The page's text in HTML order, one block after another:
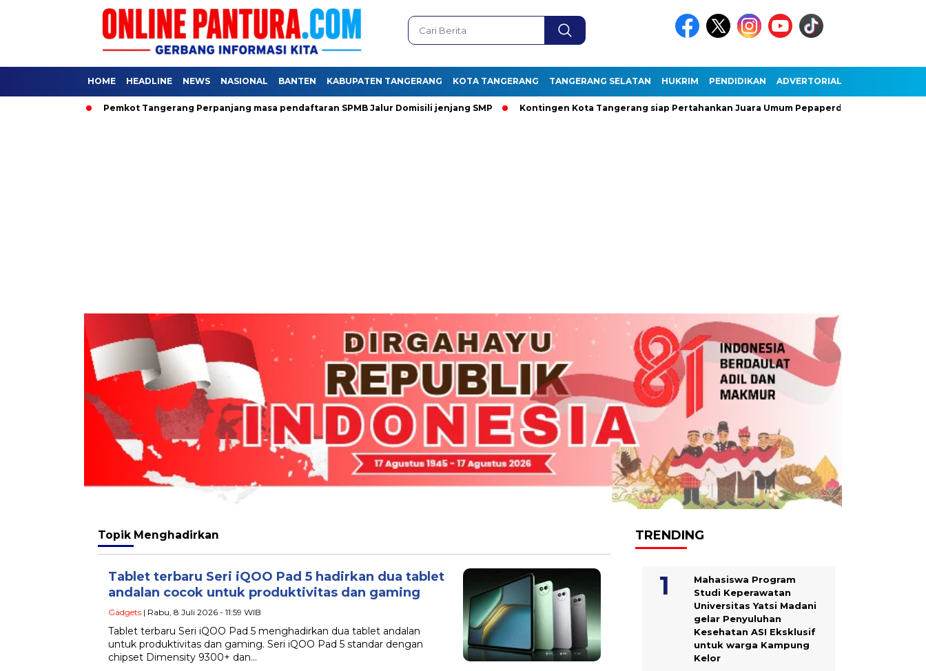
HOME HEADLINE NEWS NASIONAL BANTEN KABUPATEN TANGERANG KOTA TANGERANG TANGERANG SELATAN HUKRIM PENDIDIKAN ADVERTORIAL
Pemkot Tangerang Perpanjang masa pendaftaran SPMB Jalur Domisili jenjang SMP Kontingen Kota Tangerang siap Pertahankan Juara Umum Pepaperda IX Banten
Topik Menghadirkan
Tablet terbaru Seri iQOO Pad 5 hadirkan dua tablet
andalan cocok untuk produktivitas dan gaming
Gadgets | Rabu, 8 Juli 2026 - 11:59 WIB
Tablet terbaru Seri iQOO Pad 5 menghadirkan dua tablet andalan
untuk produktivitas dan gaming. Seri iQOO Pad 5 standar dengan
chipset Dimensity 9300+ dan…
TRENDING
Mahasiswa Program
Studi Keperawatan
Universitas Yatsi Madani
gelar Penyuluhan
Kesehatan ASI Eksklusif
untuk warga Kampung
‎Kelor